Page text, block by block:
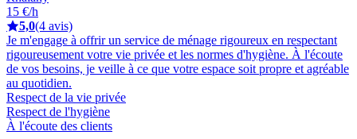
15 €/h
5,0(4 avis)
Je m'engage à offrir un service de ménage rigoureux en respectant
rigoureusement votre vie privée et les normes d'hygiène. À l'écoute
de vos besoins, je veille à ce que votre espace soit propre et agréable
au quotidien.
Respect de la vie privée
Respect de l'hygiène
À l'écoute des clients